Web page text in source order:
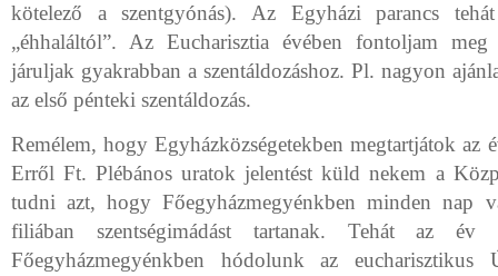
kötelező a szentgyónás). Az Egyházi parancs
„éhhaláltól”. Az Eucharisztia évében fontoljam
járuljak gyakrabban a szentáldozáshoz. Pl. nagyon
az első pénteki szentáldozás.
Remélem, hogy Egyházközségetekben megtartjátok az
Erről Ft. Plébános uratok jelentést küld nekem a
tudni azt, hogy Főegyházmegyénkben minden nap
filiában szentségimádást tartanak. Tehát az év
Főegyházmegyénkben hódolunk az